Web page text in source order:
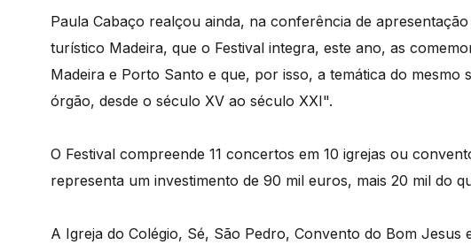
Paula Cabaço realçou ainda, na conferência de
turístico Madeira, que o Festival integra, este ano, as
Madeira e Porto Santo e que, por isso, a temática do mesmo
órgão, desde o século XV ao século XXI".
O Festival compreende 11 concertos em 10 igrejas ou
representa um investimento de 90 mil euros, mais 20 mil do
A Igreja do Colégio, Sé, São Pedro, Convento do Bom